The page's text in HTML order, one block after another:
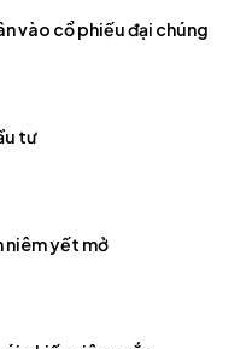
vào cổ phiếu đại chúng
tư
niêm yết mở